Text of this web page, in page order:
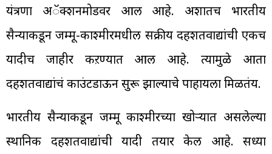
यंत्रणा अॅक्शनमोडवर आली आहे. अशातच भारतीय
सैन्याकडून जम्मू-काश्मीरमधील सक्रीय दहशतवाद्यांची एकच
यादीच जाहीर कऱण्यात आली आहे. त्यामुळे आता
दहशतवाद्यांचं काउंटडाऊन सुरू झाल्याचे पाहायला मिळतंय.
भारतीय सैन्याकडून जम्मू काश्मीरच्या खोऱ्यात असलेल्या
स्थानिक दहशतवाद्यांची यादी तयार केली आहे. सध्या